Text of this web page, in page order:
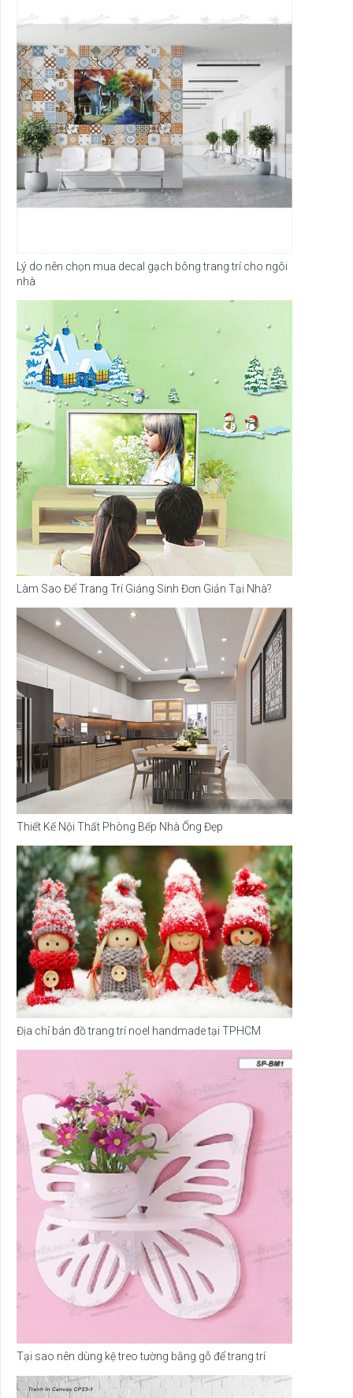
Lý do nên chọn mua decal gạch bông trang trí cho ngôi
nhà
Làm Sao Để Trang Trí Giáng Sinh Đơn Giản Tại Nhà?
Thiết Kế Nội Thất Phòng Bếp Nhà Ống Đẹp
Địa chỉ bán đồ trang trí noel handmade tại TPHCM
Tại sao nên dùng kệ treo tường bằng gỗ để trang trí